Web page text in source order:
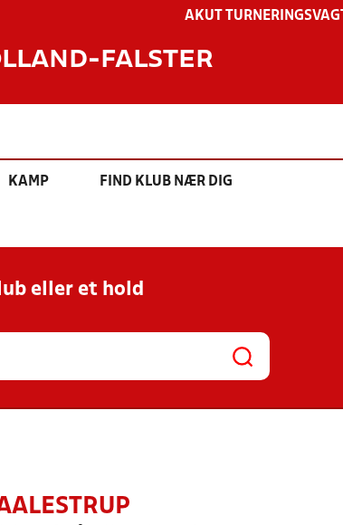
AKUT TURNERINGSVAGT
FALSTER
KAMP FIND KLUB NÆR DIG
eller et hold